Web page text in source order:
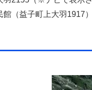
（益子町上大羽1917）